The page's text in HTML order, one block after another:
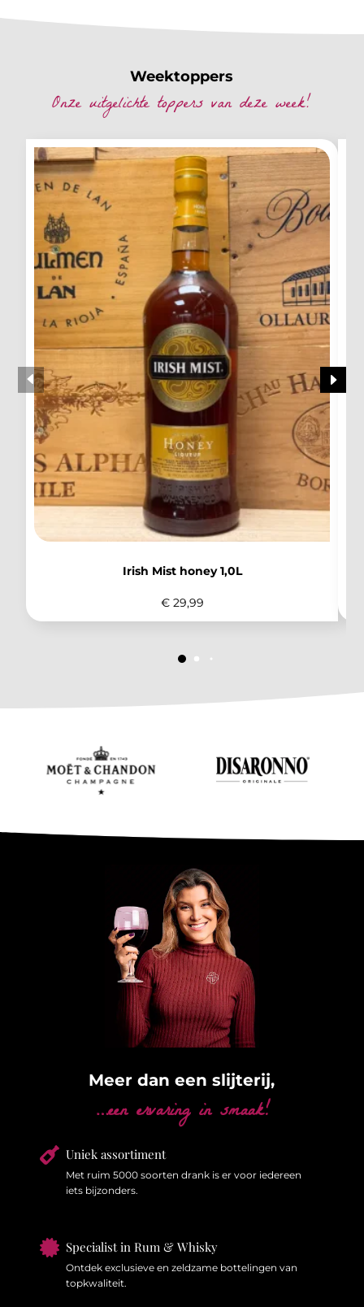
Weektoppers
Onze uitgelichte toppers van deze week!
Irish Mist honey 1,0L
€29,99
Meer dan een slijterij,
…een ervaring in smaak!
 Uniek assortiment
Met ruim 5000 soorten drank is er voor iedereen
iets bijzonders.
 Specialist in Rum & Whisky
Ontdek exclusieve en zeldzame bottelingen van
topkwaliteit.